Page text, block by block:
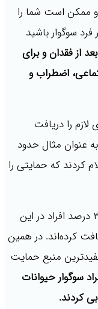
ممکن است شما را
سوگوار باشید
از فقدان و برای
اضطراب و
را دریافت
عنوان مثال حدود
کردند که حمایتی را
مطالعه‌ی دیگری در آمریکا نشان داد که ۳۸ درصد افراد در این
کرده‌اند. در همین
منبع حمایت
سوگوار حیوانات
کردند.